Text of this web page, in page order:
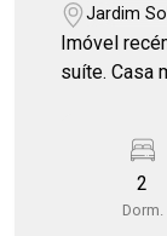
Jardim
Imóvel
suíte.
2
Dorm.